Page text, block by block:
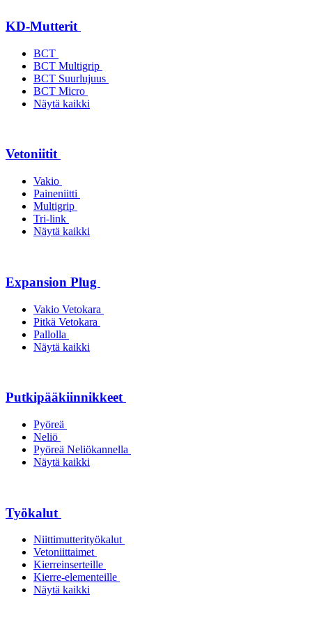
KD-Mutterit
BCT
BCT Multigrip
BCT Suurlujuus
BCT Micro
Näytä kaikki
Vetoniitit
Vakio
Paineniitti
Multigrip
Tri-link
Näytä kaikki
Expansion Plug
Vakio Vetokara
Pitkä Vetokara
Pallolla
Näytä kaikki
Putkipääkiinnikkeet
Pyöreä
Neliö
Pyöreä Neliökannella
Näytä kaikki
Työkalut
Niittimutterityökalut
Vetoniittaimet
Kierreinserteille
Kierre-elementeille
Näytä kaikki